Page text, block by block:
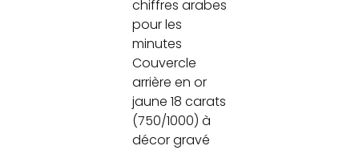
chiffres arabes
pour les
minutes
Couvercle
arrière en or
jaune 18 carats
(750/1000) à
décor gravé